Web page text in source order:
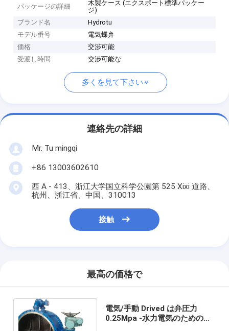
パッケージの詳細
木製ケース (エクスポート標準パッケー
ジ)
ブランド名
Hydrotu
モデル番号
電気蝶弁
価格
交渉可能
受渡し時間
交渉可能な
多くを見て下さい
連絡先の詳細
Mr. Tu mingqi
+86 13003602610
西 A - 413、浙江大学国立科学公園第 525 Xixi 道路、
杭州、浙江省、中国、310013
接触
最高の価格で
電気/手動 Drived は弁圧力
0.25Mpa -水力電気のための